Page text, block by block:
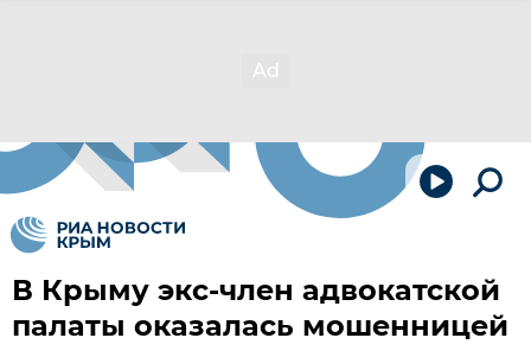
В Крыму экс-член адвокатской
палаты оказалась мошенницей